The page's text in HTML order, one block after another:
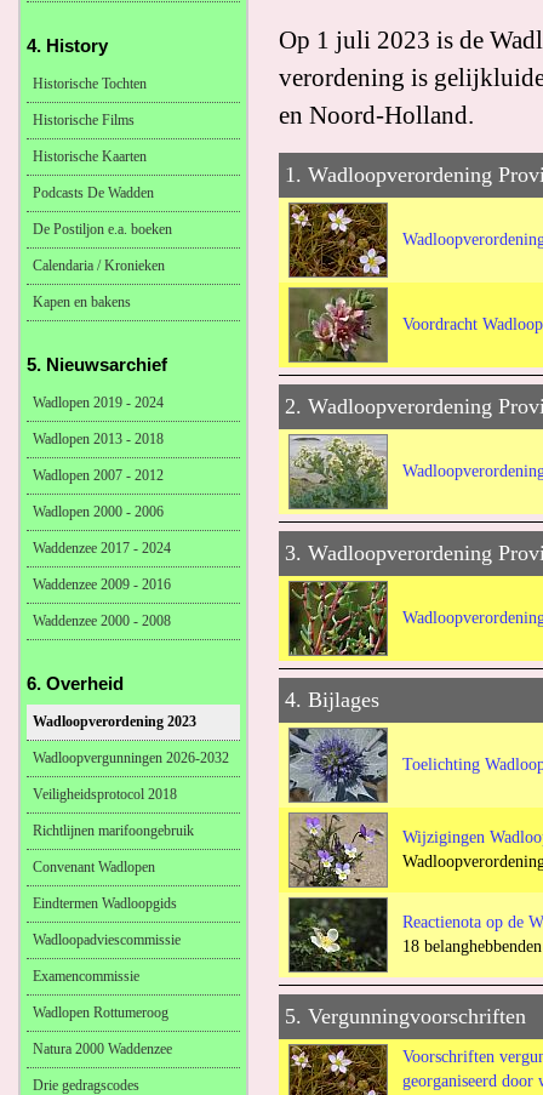
Op 1 juli 2023 is de
verordening is
en Noord-Holland.
1. Wadloopverordening
Voordracht
2. Wadloopverordening
3. Wadloopverordening
4. Bijlages
Toelichting
Wijzigingen
Reactienota op de
18
5. Vergunningvoorschriften
Voorschriften
georganiseerd door
4. History
Historische Tochten
Historische Films
Historische Kaarten
Podcasts De Wadden
De Postiljon e.a. boeken
Calendaria / Kronieken
Kapen en bakens
5. Nieuwsarchief
Wadlopen 2019 - 2024
Wadlopen 2013 - 2018
Wadlopen 2007 - 2012
Wadlopen 2000 - 2006
Waddenzee 2017 - 2024
Waddenzee 2009 - 2016
Waddenzee 2000 - 2008
6. Overheid
Wadloopverordening 2023
Wadloopvergunningen 2026-2032
Veiligheidsprotocol 2018
Richtlijnen marifoongebruik
Convenant Wadlopen
Eindtermen Wadloopgids
Wadloopadviescommissie
Examencommissie
Wadlopen Rottumeroog
Natura 2000 Waddenzee
Drie gedragscodes